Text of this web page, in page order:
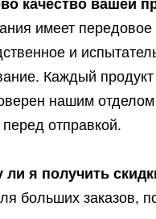
качество вашей
имеет передовое
и
Каждый продукт
нашим отделом
перед отправкой.
ли я получить
больших заказов,